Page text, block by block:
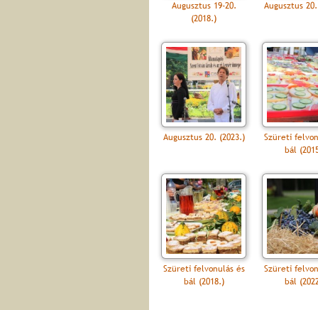
Augusztus 19-20.
(2018.)
Augusztus
Augusztus 20. (2023.)
Szüreti
bál
Szüreti felvonulás és
bál (2018.)
Szüreti
bál